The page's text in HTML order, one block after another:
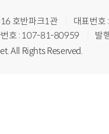
호반파크1관
대표번
호 : 107-81-80959
발
All Rights Reserved.